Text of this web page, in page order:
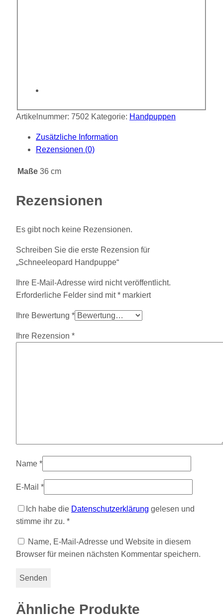
Artikelnummer: 7502 Kategorie: Handpuppen
Zusätzliche Information
Rezensionen (0)
Maße 36 cm
Rezensionen
Es gibt noch keine Rezensionen.
Schreiben Sie die erste Rezension für
„Schneeleopard Handpuppe“
Ihre E-Mail-Adresse wird nicht veröffentlicht.
Erforderliche Felder sind mit* markiert
Ihre Bewertung *
Ihre Rezension *
Name *
E-Mail *
Ich habe die Datenschutzerklärung gelesen und
stimme ihr zu. *
Name, E-Mail-Adresse und Website in diesem
Browser für meinen nächsten Kommentar speichern.
Ähnliche Produkte